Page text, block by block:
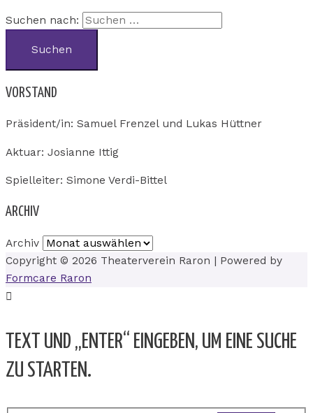
Suchen nach:
VORSTAND
Präsident/in: Samuel Frenzel und Lukas Hüttner
Aktuar: Josianne Ittig
Spielleiter: Simone Verdi-Bittel
ARCHIV
Archiv
Copyright © 2026 Theaterverein Raron | Powered by
Formcare Raron
TEXT UND „ENTER“ EINGEBEN, UM EINE SUCHE
ZU STARTEN.